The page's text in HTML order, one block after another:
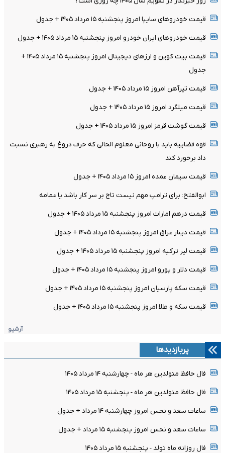
قیمت خودرو‌های سایپا امروز پنجشنبه ۱۵ مرداد ۱۴۰۵ + جدول
قیمت خودرو‌های ایران خودرو امروز پنجشنبه ۱۵ مرداد ۱۴۰۵ + جدول
قیمت بیت کوین و ارز‌های دیجیتال امروز پنجشنبه ۱۵ مرداد ۱۴۰۵ +
جدول
قیمت تیرآهن امروز ۱۵ مرداد ۱۴۰۵ + جدول
قیمت میلگرد امروز ۱۵ مرداد ۱۴۰۵ + جدول
قیمت گوشت قرمز امروز ۱۵ مرداد ۱۴۰۵ + جدول
قوه قضاییه باید با روحانی معلوم الحالی که حرف دروغ به رهبری نسبت
داد برخورد کند
قیمت سیمان عمده امروز ۱۵ مرداد ۱۴۰۵ + جدول
ابوالفتح: برای ترامپ مهم نیست تاج بر سر کار باشد یا عمامه
قیمت درهم امارات امروز پنجشنبه ۱۵ مرداد ۱۴۰۵ + جدول
قیمت دینار عراق امروز پنجشنبه ۱۵ مرداد ۱۴۰۵ + جدول
قیمت لیر ترکیه امروز پنجشنبه ۱۵ مرداد ۱۴۰۵ + جدول
قیمت دلار و یورو امروز پنجشنبه ۱۵ مرداد ۱۴۰۵ + جدول
قیمت سکه پارسیان امروز پنجشنبه ۱۵ مرداد ۱۴۰۵ + جدول
قیمت سکه و طلا امروز پنجشنبه ۱۵ مرداد ۱۴۰۵ + جدول
آرشیو
پربازدیدها
فال حافظ متولدین هر ماه - چهارشنبه ۱۴ مرداد ۱۴۰۵
فال حافظ متولدین هر ماه - پنجشنبه ۱۵ مرداد ۱۴۰۵
ساعات سعد و نحس امروز چهارشنبه ۱۴ مرداد + جدول
ساعات سعد و نحس امروز پنجشنبه ۱۵ مرداد + جدول
فال روزانه ماه تولد - پنجشنبه ۱۵ مرداد ۱۴۰۵